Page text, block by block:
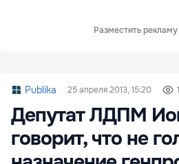
Разместить
Publika 25 апреля 2013, 15:20
Депутат ЛДПМ
говорит, что не